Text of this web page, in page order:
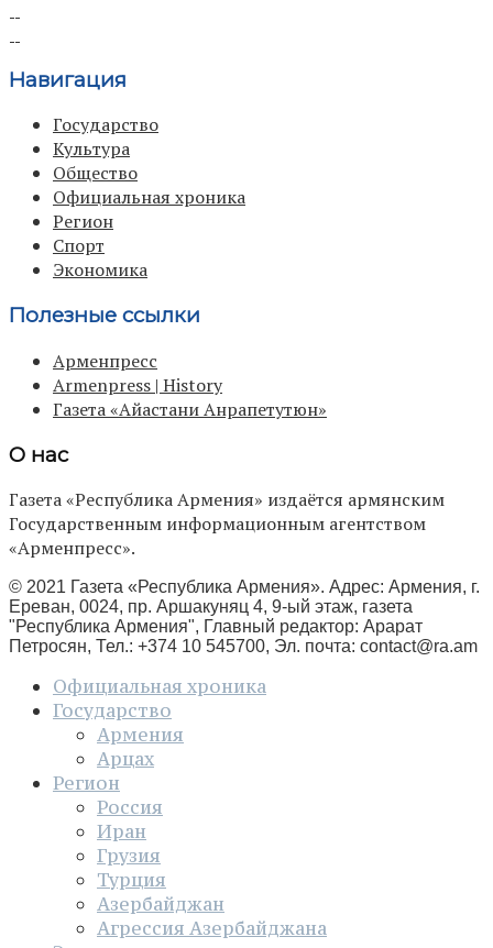
Навигация
Государство
Культура
Общество
Официальная хроника
Регион
Спорт
Экономика
Полезные ссылки
Арменпресс
Armenpress | History
Газета «Айастани Анрапетутюн»
О нас
Газета «Республика Армения» издаётся армянским
Государственным информационным агентством
«Арменпресс».
© 2021 Газета «Республика Армения». Адрес: Армения, г.
Ереван, 0024, пр. Аршакуняц 4, 9-ый этаж, газета
"Республика Армения", Главный редактор: Арарат
Петросян, Тел.: +374 10 545700, Эл. почта: contact@ra.am
Официальная хроника
Государство
Армения
Арцах
Регион
Россия
Иран
Грузия
Турция
Азербайджан
Агрессия Азербайджана